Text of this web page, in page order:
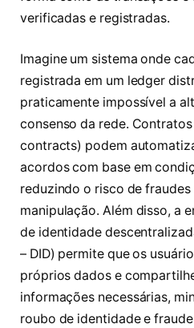
verificadas e registradas.
Imagine um sistema onde
registrada em um ledger
praticamente impossível a
consenso da rede.
contracts) podem
acordos com base em
reduzindo o risco de
manipulação. Além disso, a
de identidade
– DID) permite que os
próprios dados e
informações necessárias,
roubo de identidade e